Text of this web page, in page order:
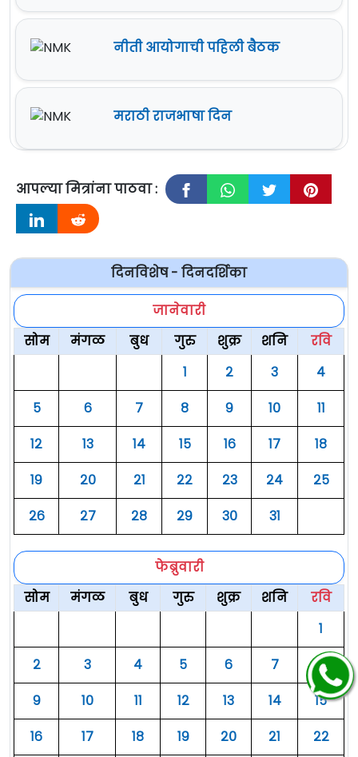
नीती आयोगाची पहिली बैठक
मराठी राजभाषा दिन
आपल्या मित्रांना पाठवा :
दिनविशेष - दिनदर्शिका
जानेवारी
सोम
मंगळ बुध गुरु शुक्र शनि
रवि
१
२ ३
४
५
६ ७ ८ ९ १०
११
१२
१३ १४ १५ १६ १७
१८
१९
२० २१ २२ २३ २४
२५
२६
२७ २८ २९ ३० ३१
फेब्रुवारी
सोम
मंगळ बुध गुरु शुक्र शनि
रवि
१
२
३ ४ ५ ६ ७
८
९
१० ११ १२ १३ १४
१५
१६
१७ १८ १९ २० २१
२२